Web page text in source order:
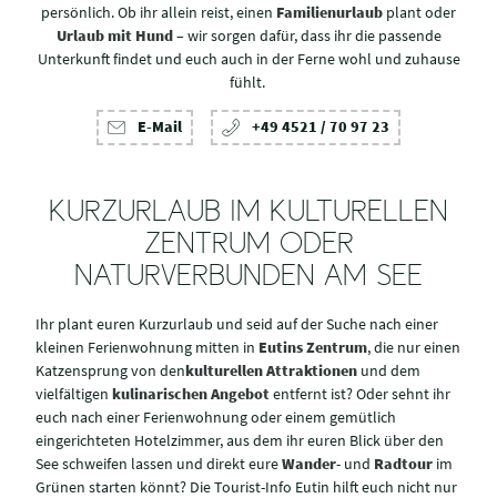
persönlich. Ob ihr allein reist, einen Familienurlaub plant oder
Urlaub mit Hund– wir sorgen dafür, dass ihr die passende
Unterkunft findet und euch auch in der Ferne wohl und zuhause
fühlt.
E-Mail +49 4521 / 70 97 23
KURZURLAUB IM KULTURELLEN
ZENTRUM ODER
NATURVERBUNDEN AM SEE
Ihr plant euren Kurzurlaub und seid auf der Suche nach einer
kleinen Ferienwohnung mitten in Eutins Zentrum, die nur einen
Katzensprung von denkulturellen Attraktionen und dem
vielfältigen kulinarischen Angebotentfernt ist? Oder sehnt ihr
euch nach einer Ferienwohnung oder einem gemütlich
eingerichteten Hotelzimmer, aus dem ihr euren Blick über den
See schweifen lassen und direkt eureWander- und Radtour im
Grünen starten könnt? Die Tourist-Info Eutin hilft euch nicht nur